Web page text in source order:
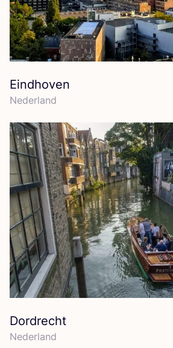
Eindhoven
Neder­land
Dordrecht
Neder­land